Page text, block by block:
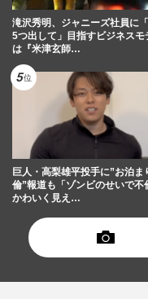
滝沢秀明、ジャニーズ社員に
5つ出して」目指すビジネスモ
は『米津玄師…
巨人・高梨雄平投手に”お泊ま
倫”報道も「ゾンビのせいで不
かわいく見え…